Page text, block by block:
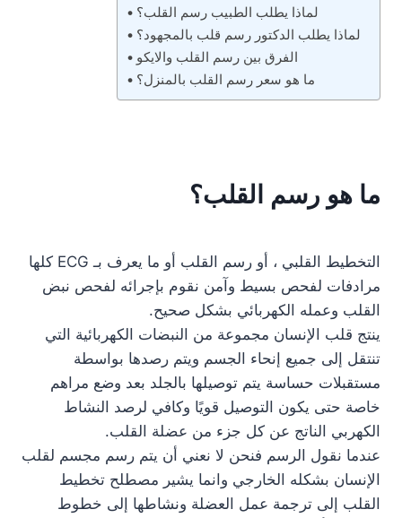
لماذا يطلب الطبيب رسم القلب؟
لماذا يطلب الدكتور رسم قلب بالمجهود؟
الفرق بين رسم القلب والايكو
ما هو سعر رسم القلب بالمنزل؟
ما هو رسم القلب؟
التخطيط القلبي ، أو رسم القلب أو ما يعرف بـ ECG كلها
مرادفات لفحص بسيط وآمن نقوم بإجرائه لفحص نبض
القلب وعمله الكهربائي بشكل صحيح.
ينتج قلب الإنسان مجموعة من النبضات الكهربائية التي
تنتقل إلى جميع إنحاء الجسم ويتم رصدها بواسطة
مستقبلات حساسة يتم توصيلها بالجلد بعد وضع مراهم
خاصة حتى يكون التوصيل قويًا وكافي لرصد النشاط
الكهربي الناتج عن كل جزء من عضلة القلب.
عندما نقول الرسم فنحن لا نعني أن يتم رسم مجسم لقلب
الإنسان بشكله الخارجي وانما يشير مصطلح تخطيط
القلب إلى ترجمة عمل العضلة ونشاطها إلى خطوط